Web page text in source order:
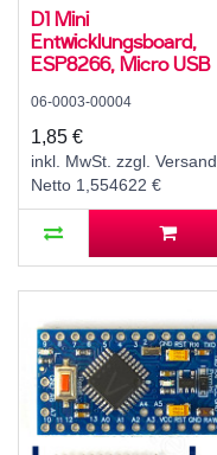
D1 Mini
Entwicklungsboard,
ESP8266, Micro USB
06-0003-00004
1,85 €
inkl. MwSt. zzgl. Versand
Netto 1,554622 €